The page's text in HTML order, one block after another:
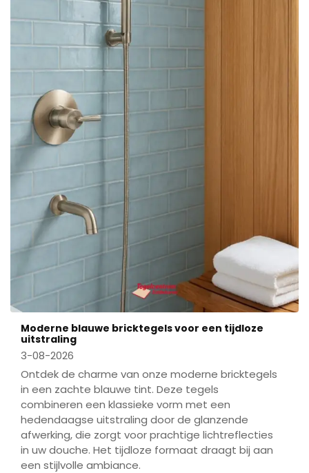
Moderne blauwe bricktegels voor een tijdloze
uitstraling
3-08-2026
Ontdek de charme van onze moderne bricktegels
in een zachte blauwe tint. Deze tegels
combineren een klassieke vorm met een
hedendaagse uitstraling door de glanzende
afwerking, die zorgt voor prachtige lichtreflecties
in uw douche. Het tijdloze formaat draagt bij aan
een stijlvolle ambiance.